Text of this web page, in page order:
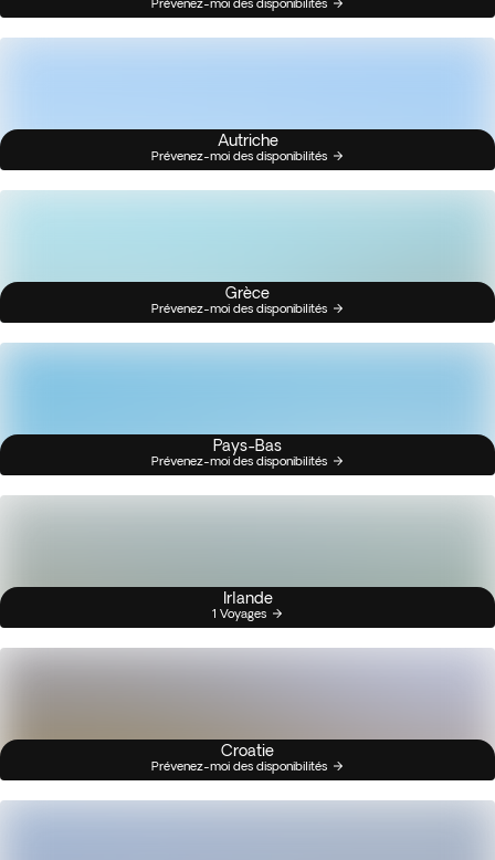
Autriche
Prévenez-moi des disponibilités
Grèce
Prévenez-moi des disponibilités
Pays-Bas
Prévenez-moi des disponibilités
Irlande
1 Voyages
Croatie
Prévenez-moi des disponibilités